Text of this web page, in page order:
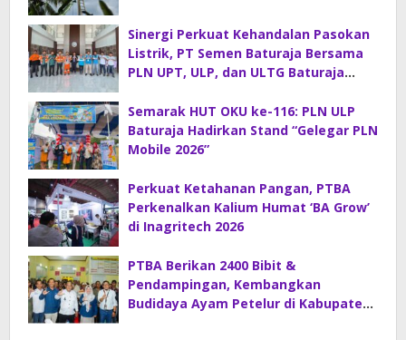
Sinergi Perkuat Kehandalan Pasokan
Listrik, PT Semen Baturaja Bersama
PLN UPT, ULP, dan ULTG Baturaja
Semarak HUT OKU ke-116: PLN ULP
Baturaja Hadirkan Stand “Gelegar PLN
Mobile 2026”
Perkuat Ketahanan Pangan, PTBA
Perkenalkan Kalium Humat ‘BA Grow’
di Inagritech 2026
PTBA Berikan 2400 Bibit &
Pendampingan, Kembangkan
Budidaya Ayam Petelur di Kabupaten